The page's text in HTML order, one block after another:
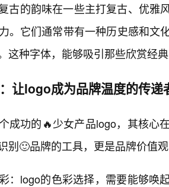
古的韵味在一些主打复古、优雅
。它们通常带有一种历史感和文
这种字体，能够吸引那些欣赏经
让logo成为品牌温度的传递
成功的🔥少女产品logo，其核心
别🙂品牌的工具，更是品牌价值观
：logo的色彩选择，需要能够唤